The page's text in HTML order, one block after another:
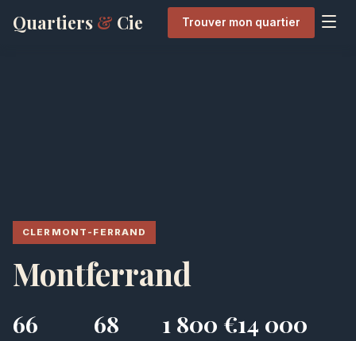
Quartiers & Cie Trouver mon quartier
CLERMONT-FERRAND
Montferrand
66 68 1 800 €14 000